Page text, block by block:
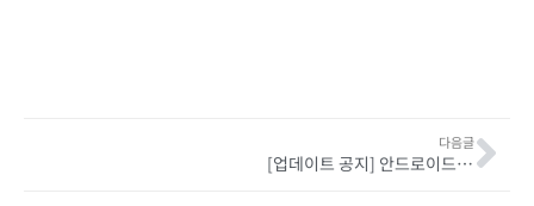
다음글
[업데이트 공지] 안드로이드 버전 유료 기능 제공